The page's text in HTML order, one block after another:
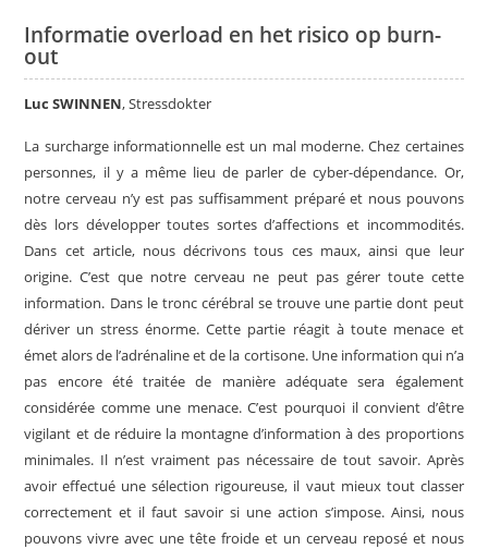
Informatie overload en het risico op burn-
out
Luc SWINNEN, Stressdokter
La surcharge informationnelle est un mal moderne. Chez certaines
personnes, il y a même lieu de parler de cyber-dépendance. Or,
notre cerveau n’y est pas suffisamment préparé et nous pouvons
dès lors développer toutes sortes d’affections et incommodités.
Dans cet article, nous décrivons tous ces maux, ainsi que leur
origine. C’est que notre cerveau ne peut pas gérer toute cette
information. Dans le tronc cérébral se trouve une partie dont peut
dériver un stress énorme. Cette partie réagit à toute menace et
émet alors de l’adrénaline et de la cortisone. Une information qui n’a
pas encore été traitée de manière adéquate sera également
considérée comme une menace. C’est pourquoi il convient d’être
vigilant et de réduire la montagne d’information à des proportions
minimales. Il n’est vraiment pas nécessaire de tout savoir. Après
avoir effectué une sélection rigoureuse, il vaut mieux tout classer
correctement et il faut savoir si une action s’impose. Ainsi, nous
pouvons vivre avec une tête froide et un cerveau reposé et nous